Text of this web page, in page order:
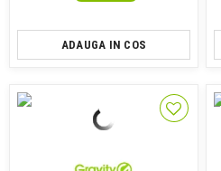
ADAUGA IN COS